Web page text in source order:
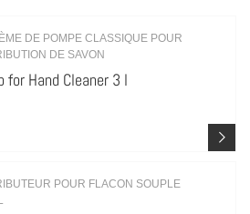
DE POMPE CLASSIQUE POUR
DE SAVON
for Hand Cleaner 3 l
POUR FLACON SOUPLE